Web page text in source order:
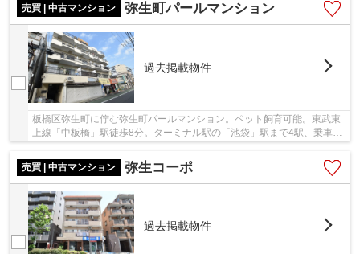
売買 | 中古マンション
弥生町パールマンション
過去掲載物件
板橋区弥生町に佇む弥生町パールマンション。ペット飼育可能。東武東
上線「中板橋」駅徒歩8分。ターミナル駅の「池袋」駅まで4駅、乗車時
売買 | 中古マンション
弥生コーポ
過去掲載物件